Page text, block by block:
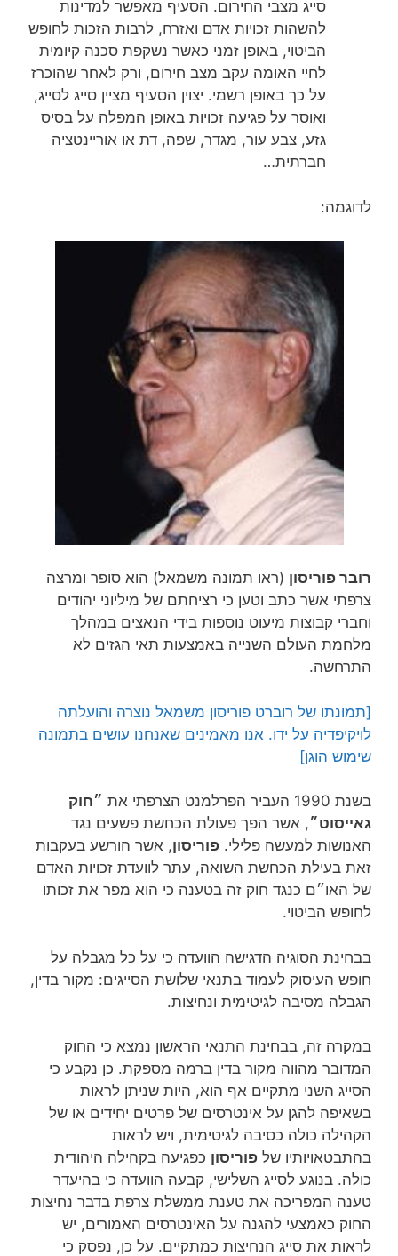
סייג מצבי החירום. הסעיף מאפשר למדינות
להשהות זכויות אדם ואזרח, לרבות הזכות לחופש
הביטוי, באופן זמני כאשר נשקפת סכנה קיומית
לחיי האומה עקב מצב חירום, ורק לאחר שהוכרז
על כך באופן רשמי. יצוין הסעיף מציין סייג לסייג,
ואוסר על פגיעה זכויות באופן המפלה על בסיס
גזע, צבע עור, מגדר, שפה, דת או אוריינטציה
חברתית…
לדוגמה:
רובר פוריסון (ראו תמונה משמאל) הוא סופר ומרצה
צרפתי אשר כתב וטען כי רציחתם של מיליוני יהודים
וחברי קבוצות מיעוט נוספות בידי הנאצים במהלך
מלחמת העולם השנייה באמצעות תאי הגזים לא
התרחשה.
[תמונתו של רוברט פוריסון משמאל נוצרה והועלתה
לויקיפדיה על ידו. אנו מאמינים שאנחנו עושים בתמונה
שימוש הוגן]
בשנת 1990 העביר הפרלמנט הצרפתי את
״חוק
גאייסוט״, אשר הפך פעולת הכחשת פשעים נגד
האנושות למעשה פלילי. פוריסון, אשר הורשע בעקבות
זאת בעילת הכחשת השואה, עתר לוועדת זכויות האדם
של האו״ם כנגד חוק זה בטענה כי הוא מפר את זכותו
לחופש הביטוי.
בבחינת הסוגיה הדגישה הוועדה כי על כל מגבלה על
חופש העיסוק לעמוד בתנאי שלושת הסייגים: מקור בדין,
הגבלה מסיבה לגיטימית ונחיצות.
במקרה זה, בבחינת התנאי הראשון נמצא כי החוק
המדובר מהווה מקור בדין ברמה מספקת. כן נקבע כי
הסייג השני מתקיים אף הוא, היות שניתן לראות
בשאיפה להגן על אינטרסים של פרטים יחידים או של
הקהילה כולה כסיבה לגיטימית, ויש לראות
בהתבטאויותיו של פוריסון כפגיעה בקהילה היהודית
כולה. בנוגע לסייג השלישי, קבעה הוועדה כי בהיעדר
טענה המפריכה את טענת ממשלת צרפת בדבר נחיצות
החוק כאמצעי להגנה על האינטרסים האמורים, יש
לראות את סייג הנחיצות כמתקיים. על כן, נפסק כי